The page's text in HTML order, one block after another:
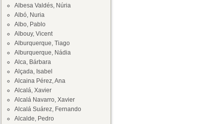
Albesa Valdés, Núria
Albó, Nuria
Albo, Pablo
Albouy, Vicent
Alburquerque, Tiago
Alburquerque, Nádia
Alca, Bárbara
Alçada, Isabel
Alcaina Pérez, Ana
Alcalá, Xavier
Alcalá Navarro, Xavier
Alcalá Suárez, Fernando
Alcalde, Pedro